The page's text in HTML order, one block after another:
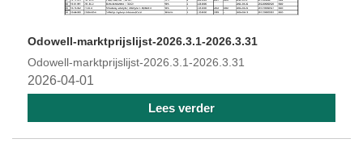
Odowell-marktprijslijst-2026.3.1-2026.3.31
Odowell-marktprijslijst-2026.3.1-2026.3.31
2026-04-01
Lees verder